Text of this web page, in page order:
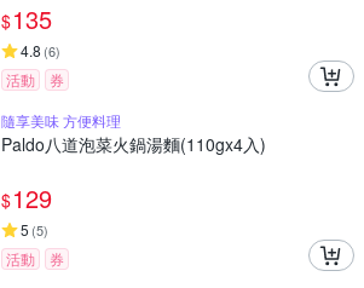
$135
4.8 (6)
活動 券
隨享美味 方便料理
Paldo八道泡菜火鍋湯麵(110gx4入)
$129
5 (5)
活動 券